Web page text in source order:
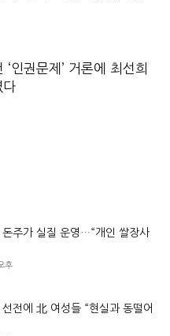
인권문제’ 거론에 최선희
다
돈주가 실질 운영…“개인 쌀장사
후
전에 北 여성들 “현실과 동떨어